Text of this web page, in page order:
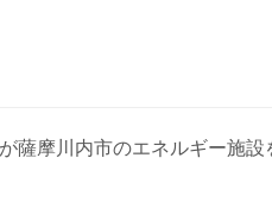
薩摩川内市のエネルギー施設